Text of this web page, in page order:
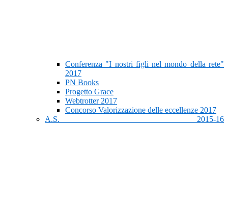
Conferenza "I nostri figli nel mondo della rete"
2017
PN Books
Progetto Grace
Webtrotter 2017
Concorso Valorizzazione delle eccellenze 2017
A.S. 2015-16